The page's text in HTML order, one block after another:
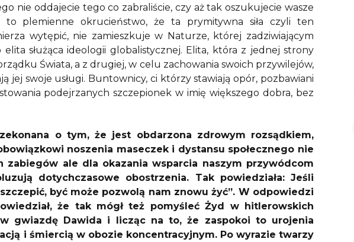
nie oddajecie tego co zabraliście, czy aż tak oszukujecie wasze
to plemienne okrucieństwo, że ta prymitywna siła czyli ten
wytępić, nie zamieszkuje w Naturze, której zadziwiającym
służąca ideologii globalistycznej. Elita, która z jednej strony
Świata, a z drugiej, w celu zachowania swoich przywilejów,
jej swoje usługi. Buntownicy, ci którzy stawiają opór, pozbawiani
podejrzanych szczepionek w imię większego dobra, bez
o tym, że jest obdarzona zdrowym rozsądkiem,
noszenia maseczek i dystansu społecznego nie
ale dla okazania wsparcia naszym przywódcom
dotychczasowe obostrzenia. Tak powiedziała: Jeśli
być może pozwolą nam znowu żyć”. W odpowiedzi
że tak mógł też pomyśleć Żyd w hitlerowskich
gwiazdę Dawida i licząc na to, że zaspokoi to urojenia
i śmiercią w obozie koncentracyjnym. Po wyrazie twarzy